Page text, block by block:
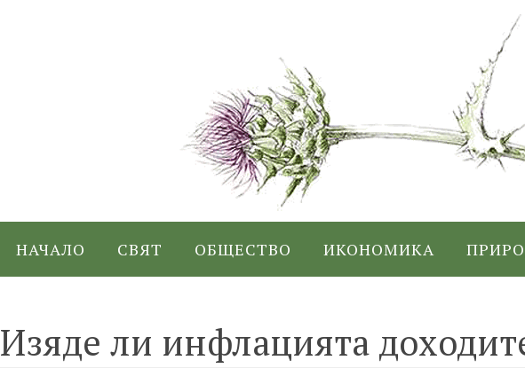
НАЧАЛО СВЯТ ОБЩЕСТВО ИКОНОМИКА
Изяде ли инфлацията